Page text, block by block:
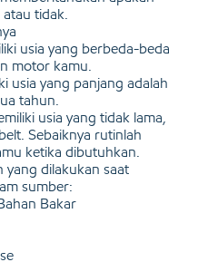
tidak.
usia yang berbeda-beda
motor kamu.
usia yang panjang adalah
tahun.
usia yang tidak lama,
Sebaiknya rutinlah
ketika dibutuhkan.
yang dilakukan saat
sumber:
Bakar